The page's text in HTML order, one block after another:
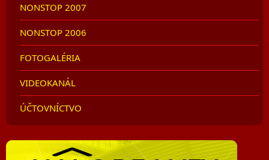
NONSTOP 2007
NONSTOP 2006
FOTOGALÉRIA
VIDEOKANÁL
ÚČTOVNÍCTVO